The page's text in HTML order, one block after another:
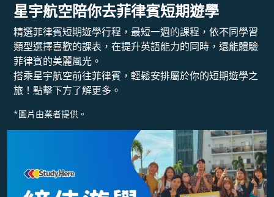
星宇航空陪你去菲律賓短期遊學
精選菲律賓短期遊學行程，最短一週的課程，依不同學習
類型選擇喜歡的課表，在提升英語能力的同時，還能體驗
菲律賓的美麗風光。
搭乘星宇航空前往菲律賓，輕鬆安排屬於你的短期遊學之
旅！點擊下方了解更多。
*圖片由業者提供。